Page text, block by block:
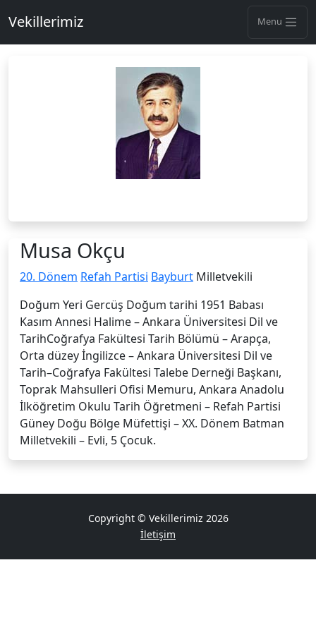
Vekillerimiz Menu
Musa Okçu
20. Dönem Refah Partisi Bayburt Milletvekili
Doğum Yeri Gercüş Doğum tarihi 1951 Babası
Kasım Annesi Halime – Ankara Üniversitesi Dil ve
TarihCoğrafya Fakültesi Tarih Bölümü – Arapça,
Orta düzey İngilizce – Ankara Üniversitesi Dil ve
Tarih–Coğrafya Fakültesi Talebe Derneği Başkanı,
Toprak Mahsulleri Ofisi Memuru, Ankara Anadolu
İlköğretim Okulu Tarih Öğretmeni – Refah Partisi
Güney Doğu Bölge Müfettişi – XX. Dönem Batman
Milletvekili – Evli, 5 Çocuk.
Copyright © Vekillerimiz 2026
İletişim